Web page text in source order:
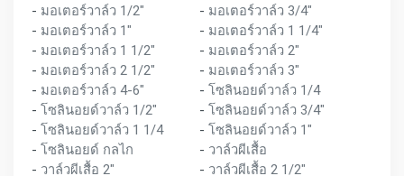
- มอเตอร์วาล์ว 1/2" - มอเตอร์วาล์ว 3/4"
- มอเตอร์วาล์ว 1" - มอเตอร์วาล์ว 1 1/4"
- มอเตอร์วาล์ว 1 1/2" - มอเตอร์วาล์ว 2"
- มอเตอร์วาล์ว 2 1/2" - มอเตอร์วาล์ว 3"
- มอเตอร์วาล์ว 4-6" - โซลินอยด์วาล์ว 1/4
- โซลินอยด์วาล์ว 1/2" - โซลินอยด์วาล์ว 3/4"
- โซลินอยด์วาล์ว 1 1/4 - โซลินอยด์วาล์ว 1"
- โซลินอยด์ กลไก - วาล์วผีเสื้อ
- วาล์วผีเสื้อ 2" - วาล์วผีเสื้อ 2 1/2"